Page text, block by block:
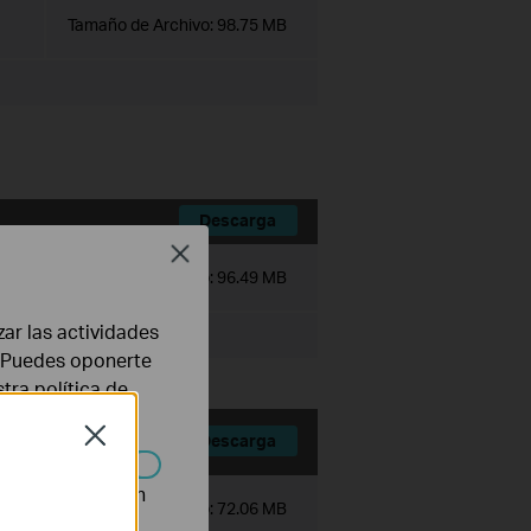
Tamaño de Archivo: 98.75 MB
Descarga
Tamaño de Archivo: 96.49 MB
Descarga
Tamaño de Archivo: 72.06 MB
Close
las actividades
oponerte
política de
en
Close